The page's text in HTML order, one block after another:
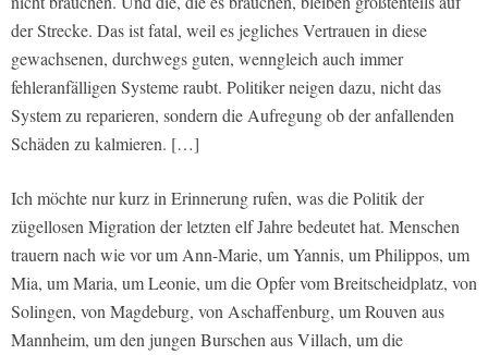
der Strecke. Das ist fatal, weil es jegliches Vertrauen in diese
gewachsenen, durchwegs guten, wenngleich auch immer
fehleranfälligen Systeme raubt. Politiker neigen dazu, nicht das
System zu reparieren, sondern die Aufregung ob der anfallenden
Schäden zu kalmieren. […]
Ich möchte nur kurz in Erinnerung rufen, was die Politik der
zügellosen Migration der letzten elf Jahre bedeutet hat. Menschen
trauern nach wie vor um Ann-Marie, um Yannis, um Philippos, um
Mia, um Maria, um Leonie, um die Opfer vom Breitscheidplatz, von
Solingen, von Magdeburg, von Aschaffenburg, um Rouven aus
Mannheim, um den jungen Burschen aus Villach, um die